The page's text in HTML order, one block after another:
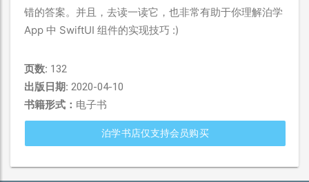
错的答案。并且，去读一读它，也非常有助于你理解泊学
App 中 SwiftUI 组件的实现技巧 :)
页数: 132
出版日期: 2020-04-10
书籍形式： 电子书
泊学书店仅支持会员购买